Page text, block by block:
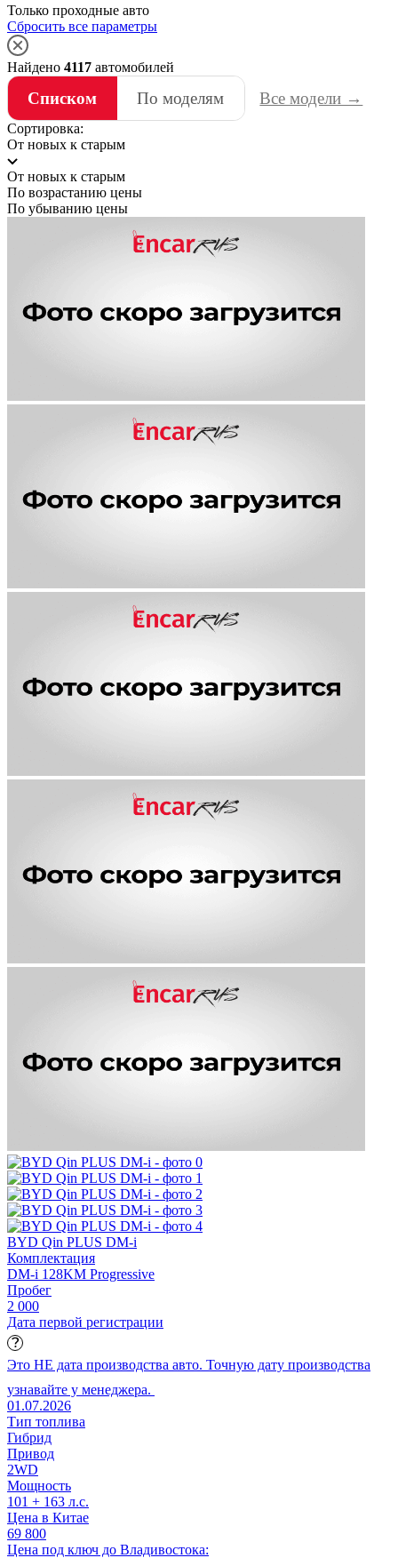
Только проходные авто
Сбросить все параметры
Найдено 4117 автомобилей
Списком По моделям Все модели →
Сортировка:
От новых к старым
От новых к старым
По возрастанию цены
По убыванию цены
BYD Qin PLUS DM-i
Комплектация
DM-i 128KM Progressive
Пробег
2 000
Дата первой регистрации
Это НЕ дата производства авто. Точную дату производства
узнавайте у менеджера.
01.07.2026
Тип топлива
Гибрид
Привод
2WD
Мощность
101 + 163 л.с.
Цена в Китае
69 800
Цена под ключ до Владивостока: